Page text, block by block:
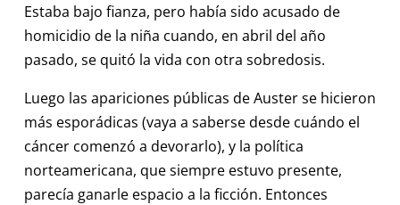
Estaba bajo fianza, pero había sido acusado de
homicidio de la niña cuando, en abril del año
pasado, se quitó la vida con otra sobredosis.
Luego las apariciones públicas de Auster se hicieron
más esporádicas (vaya a saberse desde cuándo el
cáncer comenzó a devorarlo), y la política
norteamericana, que siempre estuvo presente,
parecía ganarle espacio a la ficción. Entonces